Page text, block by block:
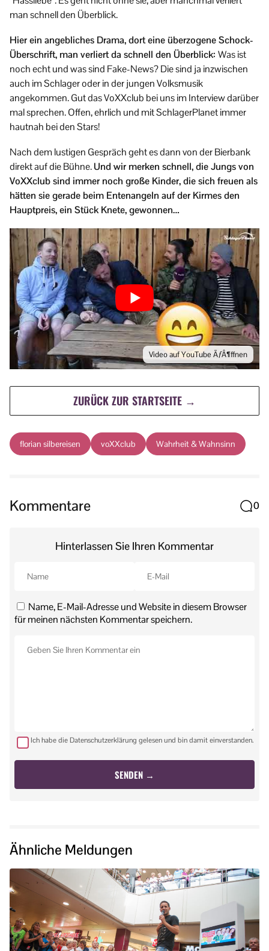
man schnell den Überblick.
Hier ein angebliches Drama, dort eine überzogene Schock-
Überschrift, man verliert da schnell den Überblick: Was ist
noch echt und was sind Fake-News? Die sind ja inzwischen
auch im Schlager oder in der jungen Volksmusik
angekommen. Gut das VoXXclub bei uns im Interview darüber
mal sprechen. Offen, ehrlich und mit SchlagerPlanet immer
hautnah bei den Stars!
Nach dem lustigen Gespräch geht es dann von der Bierbank
direkt auf die Bühne.Und wir merken schnell, die Jungs von
VoXXclub sind immer noch große Kinder, die sich freuen als
hätten sie gerade beim Entenangeln auf der Kirmes den
Hauptpreis, ein Stück Knete, gewonnen…
Video auf YouTube ÃƒÂ¶ffnen
ZURÜCK ZUR STARTSEITE →
florian silbereisen voXXclub Wahrheit & Wahnsinn
Kommentare 0
Hinterlassen Sie Ihren Kommentar
Name, E-Mail-Adresse und Website in diesem Browser
für meinen nächsten Kommentar speichern.
Ich habe die Datenschutzerklärung gelesen und bin damit einverstanden.
Ähnliche Meldungen